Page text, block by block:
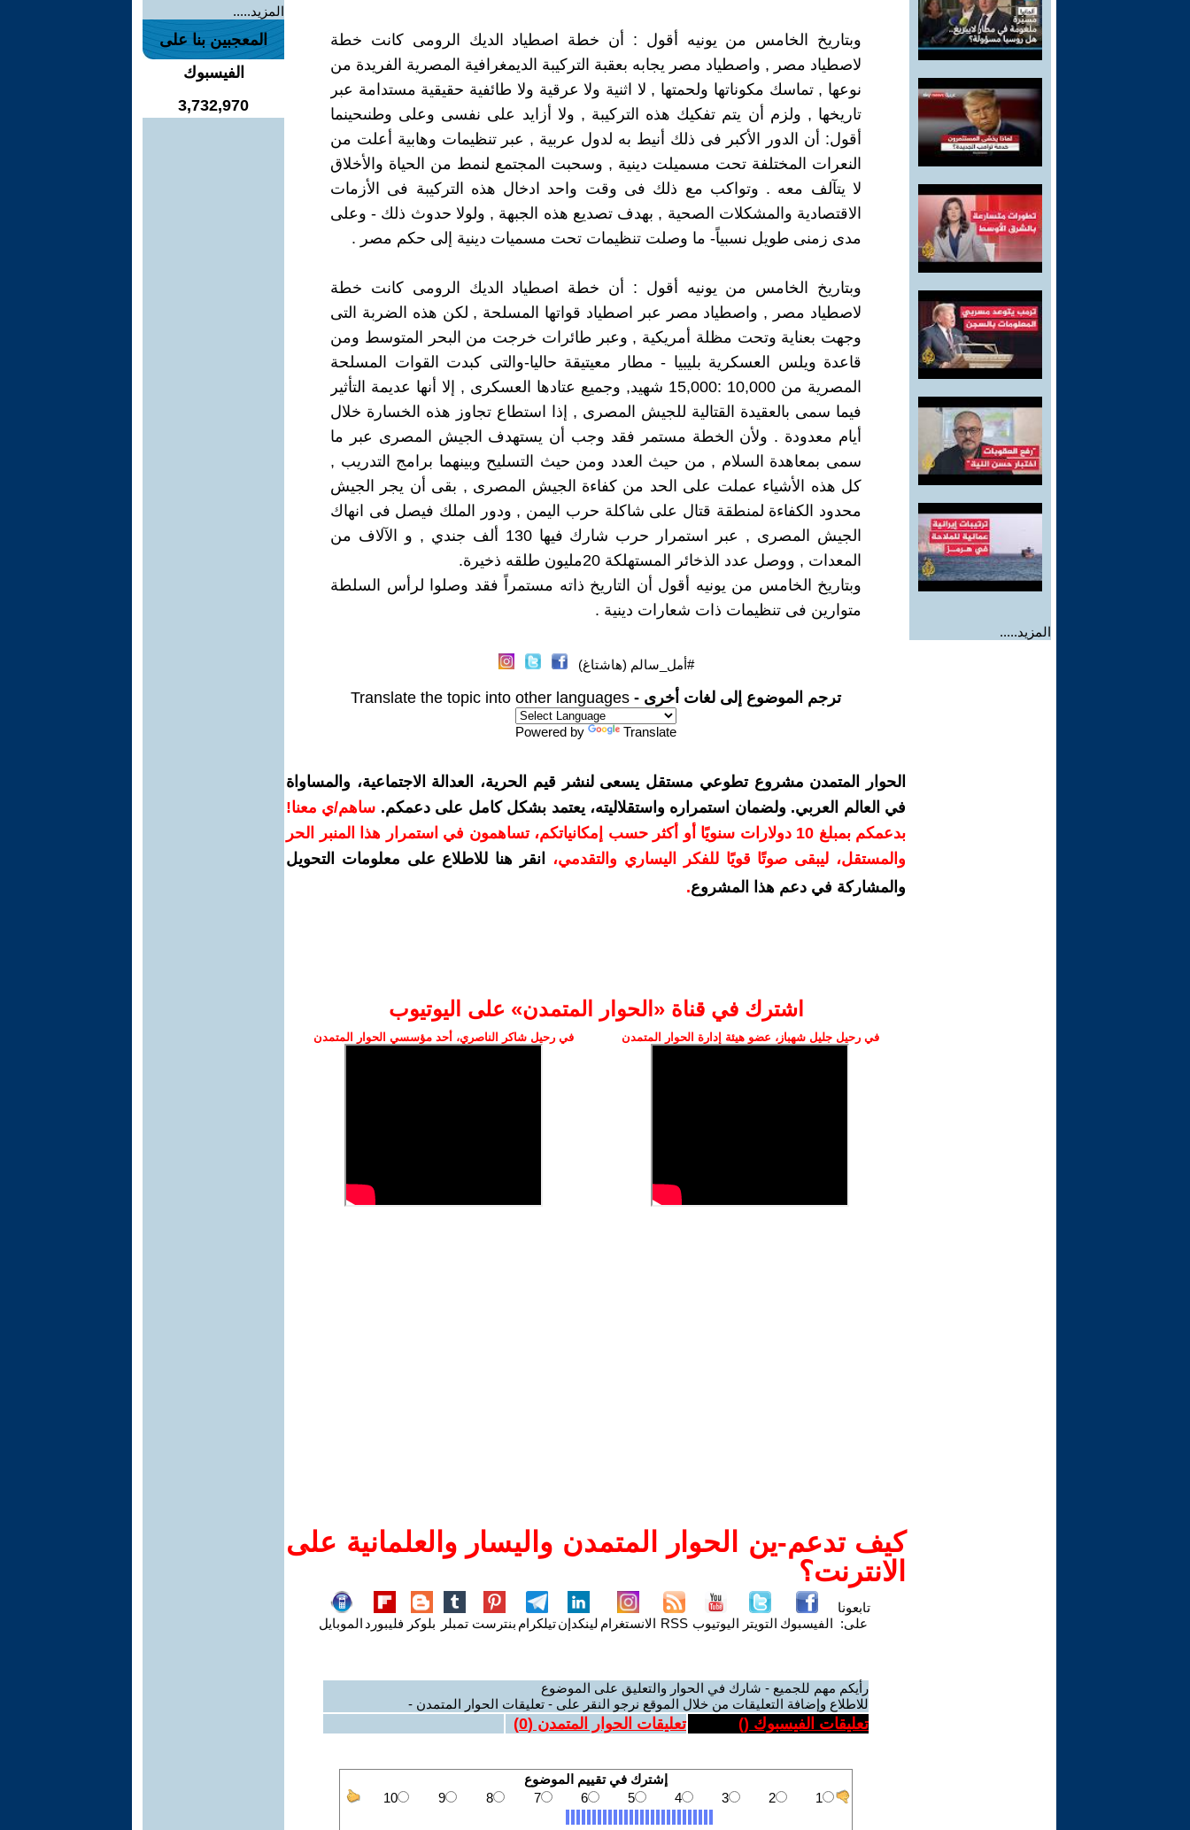
المزيد.....
وبتاريخ الخامس من يونيه أقول : أن خطة اصطياد الديك الرومى كانت خطة
لاصطياد مصر , واصطياد مصر يجابه بعقبة التركيبة الديمغرافية المصرية الفريدة من
نوعها , تماسك مكوناتها ولحمتها , لا اثنية ولا عرقية ولا طائفية حقيقية مستدامة عبر
تاريخها , ولزم أن يتم تفكيك هذه التركيبة , ولا أزايد على نفسى وعلى وطنىحينما
أقول: أن الدور الأكبر فى ذلك أنيط به لدول عربية , عبر تنظيمات وهابية أعلت من
النعرات المختلفة تحت مسميلت دينية , وسحبت المجتمع لنمط من الحياة والأخلاق
لا يتآلف معه . وتواكب مع ذلك فى وقت واحد ادخال هذه التركيبة فى الأزمات
الاقتصادية والمشكلات الصحية , بهدف تصديع هذه الجبهة , ولولا حدوث ذلك - وعلى
مدى زمنى طويل نسبياً- ما وصلت تنظيمات تحت مسميات دينية إلى حكم مصر .
وبتاريخ الخامس من يونيه أقول : أن خطة اصطياد الديك الرومى كانت خطة
لاصطياد مصر , واصطياد مصر عبر اصطياد قواتها المسلحة , لكن هذه الضربة التى
وجهت بعناية وتحت مظلة أمريكية , وعبر طائرات خرجت من البحر المتوسط ومن
قاعدة ويلس العسكرية بليبيا - مطار معيتيقة حاليا-والتى كبدت القوات المسلحة
المصرية من 10,000 :15,000 شهيد, وجميع عتادها العسكرى , إلا أنها عديمة التأثير
فيما سمى بالعقيدة القتالية للجيش المصرى , إذا استطاع تجاوز هذه الخسارة خلال
أيام معدودة . ولأن الخطة مستمر فقد وجب أن يستهدف الجيش المصرى عبر ما
سمى بمعاهدة السلام , من حيث العدد ومن حيث التسليح وبينهما برامج التدريب ,
كل هذه الأشياء عملت على الحد من كفاءة الجيش المصرى , بقى أن يجر الجيش
محدود الكفاءة لمنطقة قتال على شاكلة حرب اليمن , ودور الملك فيصل فى انهاك
الجيش المصرى , عبر استمرار حرب شارك فيها 130 ألف جندي , و الآلاف من
المعدات , ووصل عدد الذخائر المستهلكة 20مليون طلقه ذخيرة.
وبتاريخ الخامس من يونيه أقول أن التاريخ ذاته مستمراً فقد وصلوا لرأس السلطة
متوارين فى تنظيمات ذات شعارات دينية .
#أمل_سالم (هاشتاغ)
ترجم الموضوع إلى لغات أخرى - Translate the topic into other languages
Powered by Translate
الحوار المتمدن مشروع تطوعي مستقل يسعى لنشر قيم الحرية، العدالة الاجتماعية، والمساواة
في العالم العربي. ولضمان استمراره واستقلاليته، يعتمد بشكل كامل على دعمكم. ساهم/ي معنا!
بدعمكم بمبلغ 10 دولارات سنويًا أو أكثر حسب إمكانياتكم، تساهمون في استمرار هذا المنبر الحر
والمستقل، ليبقى صوتًا قويًا للفكر اليساري والتقدمي،
انقر هنا للاطلاع على معلومات التحويل
والمشاركة في دعم هذا المشروع.
اشترك في قناة ‫«الحوار المتمدن» على اليوتيوب
في رحيل جليل شهباز، عضو هيئة إدارة الحوار المتمدن في رحيل شاكر الناصري، أحد مؤسسي الحوار المتمدن
كيف تدعم-ين الحوار المتمدن واليسار والعلمانية على
الانترنت؟
تابعونا
على: الفيسبوك التويتر اليوتيوب RSS الانستغرام لينكدإنتيلكرام بنترست تمبلر بلوكر فليبورد الموبايل
رأيكم مهم للجميع - شارك في الحوار والتعليق على الموضوع
للاطلاع وإضافة التعليقات من خلال الموقع نرجو النقر على - تعليقات الحوار المتمدن -
تعليقات الفيسبوك () تعليقات الحوار المتمدن (0
)
المزيد.....
المعجبين بنا على
الفيسبوك
3,732,970